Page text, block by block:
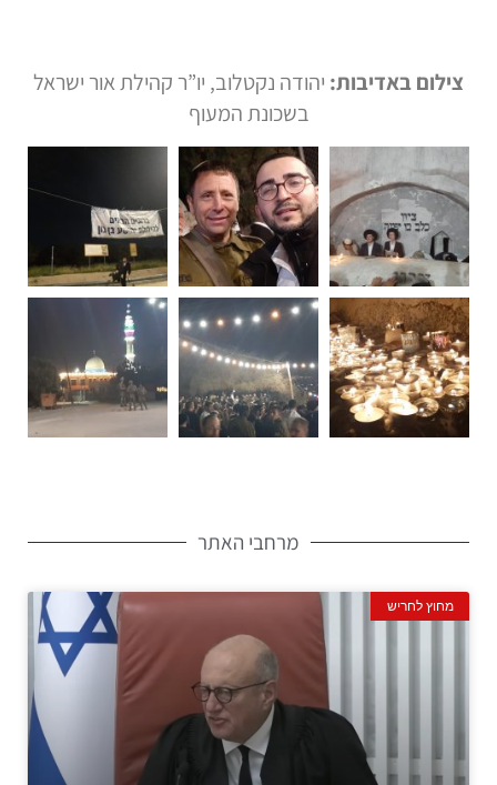
צילום באדיבות: יהודה נקטלוב, יו”ר קהילת אור ישראל
בשכונת המעוף
מרחבי האתר
מחוץ לחריש